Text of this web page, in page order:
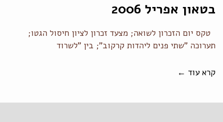
בטאון אפריל 2006
טקס יום הזכרון לשואה; מצעד זכרון לציון חיסול הגטו;
תערוכה "שתי פנים ליהדות קרקוב"; בין "לשרוד
קרא עוד ←